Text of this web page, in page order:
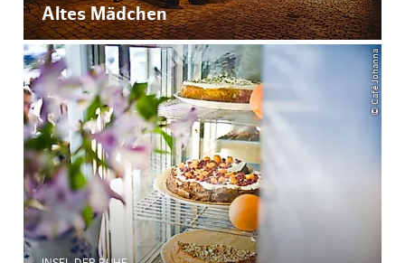
Altes Mädchen
© Café Johanna